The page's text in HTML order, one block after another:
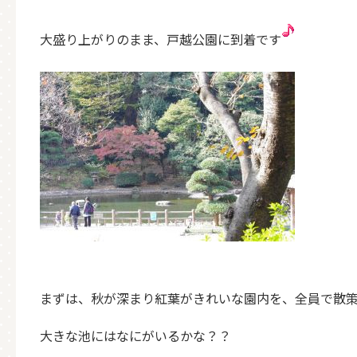
大盛り上がりのまま、戸越公園に到着です
まずは、秋が深まり紅葉がきれいな園内を、全員で散
大きな池にはなにがいるかな？？